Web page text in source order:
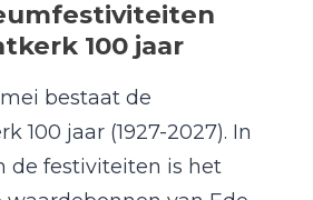
100 jaar
bestaat de
100 jaar (1927-2027). In
de festiviteiten is het